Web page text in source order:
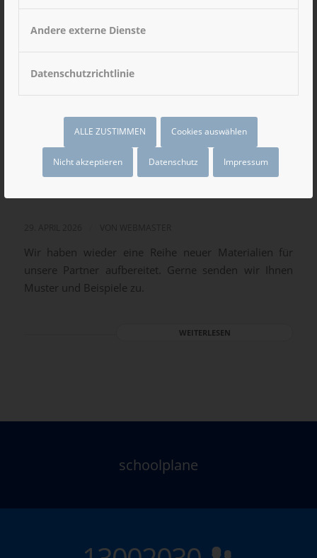
Andere externe Dienste
Datenschutzrichtlinie
ALLE ZUSTIMMEN Cookies auswählen
Nicht akzeptieren Datenschutz Impressum
Wir haben wieder eine Reihe neuer Materialien für
unsere Partner aufbereitet. Gerne senden wir Ihnen
Muster und Beispiele zu.
WEITERLESEN
schoolplane